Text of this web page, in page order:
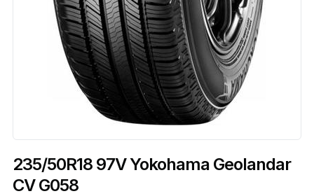
235/50R18 97V Yokohama Geolandar
CV G058